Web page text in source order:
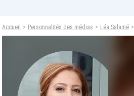
Accueil Personnalités des médias Léa Salamé